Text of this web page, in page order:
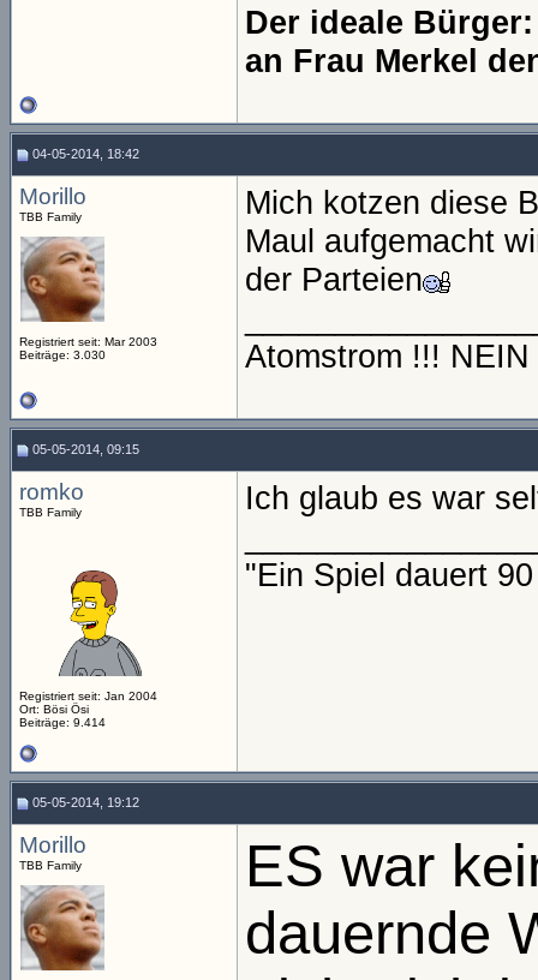
Der ideale
an Frau Merkel
04-05-2014, 18:42
Morillo
TBB Family
Registriert seit: Mar 2003
Beiträge: 3.030
Mich kotzen diese
Maul aufgemacht
der Parteien
Atomstrom !!!
05-05-2014, 09:15
romko
TBB Family
Registriert seit: Jan 2004
Ort: Bösi Ösi
Beiträge: 9.414
Ich glaub es war
"Ein Spiel dauert
05-05-2014, 19:12
Morillo
TBB Family
ES war
dauernde